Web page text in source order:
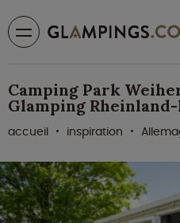
Camping Park
Glamping
accueil inspiration